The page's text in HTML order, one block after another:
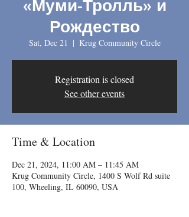
«Муми-Тролль» и
Рождество
Sat, Dec 21
  |
Krug Community Circle
Registration is closed
See other events
Time & Location
Dec 21, 2024, 11:00 AM – 11:45 AM
Krug Community Circle, 1400 S Wolf Rd suite
100, Wheeling, IL 60090, USA